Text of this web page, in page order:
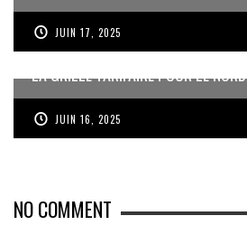
JUIN 17, 2025
LA GRILLE TARIFAIRE POUR LE NORD
JUIN 16, 2025
NO COMMENT